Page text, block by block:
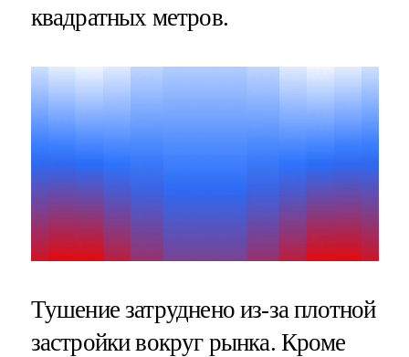
квадратных метров.
Тушение затруднено из-за плотной
застройки вокруг рынка. Кроме